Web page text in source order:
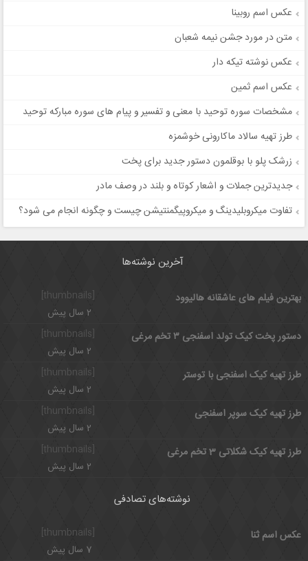
عکس اسم روبینا
متن در مورد جشن نیمه شعبان
عکس نوشته تیکه دار
عکس اسم ثمین
مشخصات سوره توحید با معنی و تفسیر و پیام های سوره مبارکه توحید
طرز تهیه سالاد ماکارونی خوشمزه
زرشک پلو با بوقلمون دستور جدید برای پخت
جدیدترین جملات و اشعار کوتاه و بلند در وصف مادر
تفاوت میکروبلیدینگ و میکروپیگمنتیشن چیست و چگونه انجام می شود؟
آخرین نوشته‌ها
بهترین فیلم های عاشقانه هالیوود
2 سال پیش
[thumbnails]
دستور پخت کیک تولد اسفنجی ۳ تخم مرغی
2 سال پیش
طرز تهیه کیک اسفنجی با توستر
2 سال پیش
[thumbnails]
طرز تهیه کیک سوپر اسفنجی
2 سال پیش
طرز تهیه کیک شکلاتی 3 تخم مرغی
2 سال پیش
نوشته‌های تصادفی
[thumbnails] عکس اسم ثنا
7 سال پیش